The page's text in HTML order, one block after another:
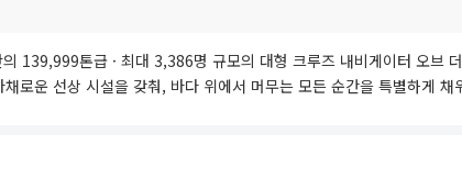
139,999톤급 · 최대 3,386명 규모의 대형 크루즈 내비게이터 오브
채로운 선상 시설을 갖춰, 바다 위에서 머무는 모든 순간을 특별하게 채